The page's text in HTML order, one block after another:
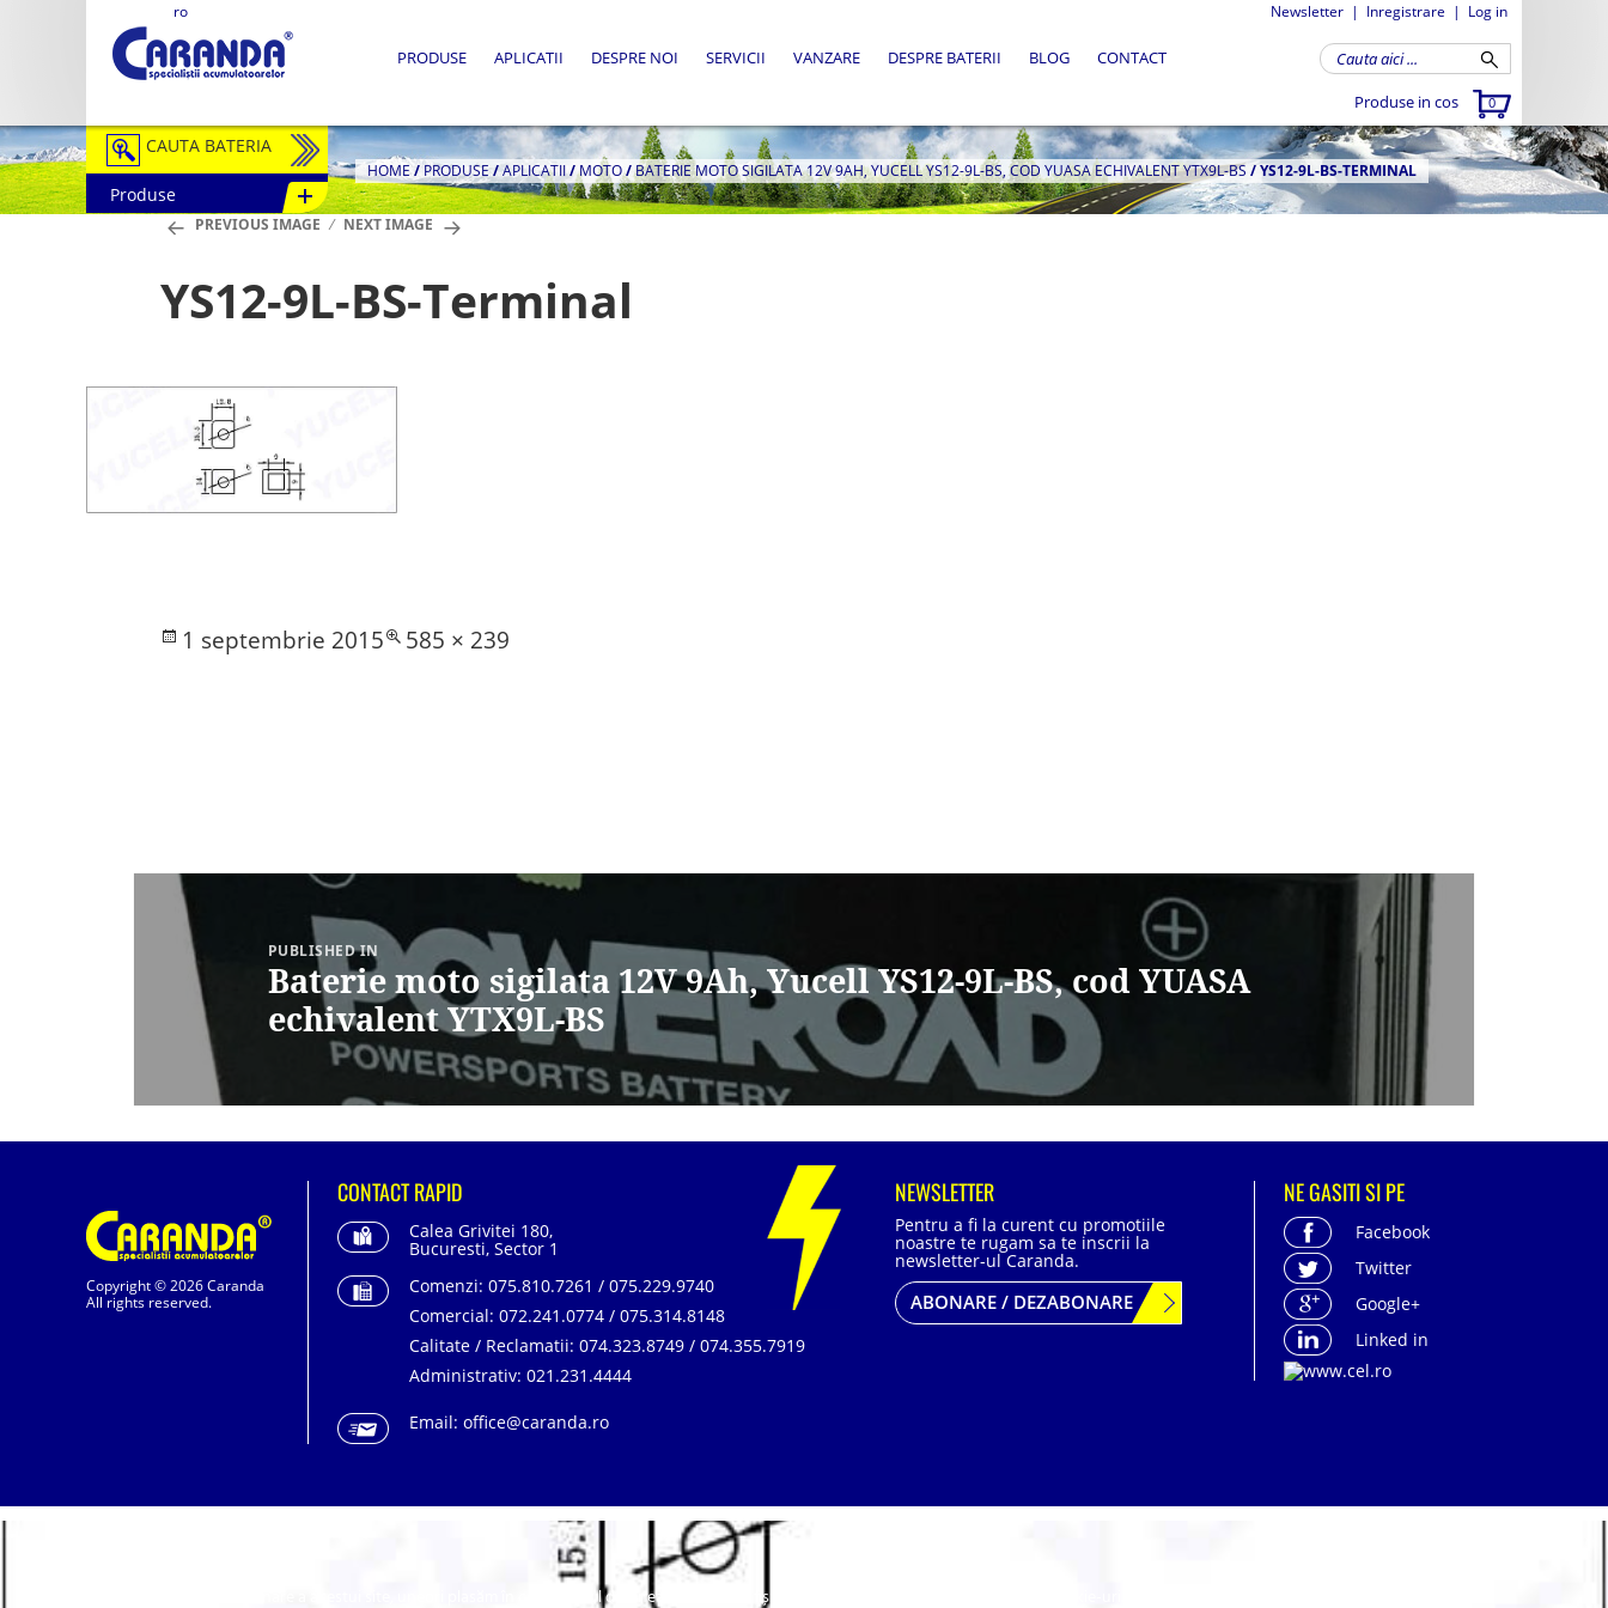
ro Newsletter | Inregistrare | Log in
Produse in cos 0
PRODUSE APLICATII DESPRE NOI SERVICII VANZARE DESPRE BATERII BLOG CONTACT
CAUTA BATERIA
Auto / Moto
Semitractiune
Redresoare
Accesorii Baterii
Fotovoltaice
Produse
HOME/PRODUSE /APLICATII/MOTO/BATERIE MOTO SIGILATA 12V 9AH, YUCELL YS12-9L-BS, COD YUASA ECHIVALENT YTX9L-BS /YS12-9L-BS-TERMINAL
PREVIOUS IMAGE NEXT IMAGE
YS12-9L-BS-Terminal
Posted
1 septembrie 2015
Full
585 × 239
Navigare
articole
PUBLISHED IN
Baterie moto sigilata 12V 9Ah, Yucell YS12-9L-BS, cod YUASA
echivalent YTX9L-BS
Copyright © 2026 Caranda
All rights reserved.
CONTACT RAPID
Calea Grivitei 180,
Bucuresti, Sector 1
Comenzi: 075.810.7261 / 075.229.9740
Comercial: 072.241.0774 / 075.314.8148
Calitate / Reclamatii: 074.323.8749 / 074.355.7919
Administrativ: 021.231.4444
Email: office@caranda.ro
NEWSLETTER
Pentru a fi la curent cu promotiile
noastre te rugam sa te inscrii la
newsletter-ul Caranda.
ABONARE / DEZABONARE
NE GASITI SI PE
Facebook
Twitter
Google+
Linked in
SC. CARANDA BATERII SRL. | SR EN ISO 9001:2015, SR EN ISO 14001:2015, SR ISO 45001:2018 |
Pentru a asigura buna funcționare a acestui site, uneori plasăm în computerul dumneavoastră mici fișiere cu date, cunoscute sub numele de cookie-uri. Majoritatea site-urilor mari fac acest lucru.